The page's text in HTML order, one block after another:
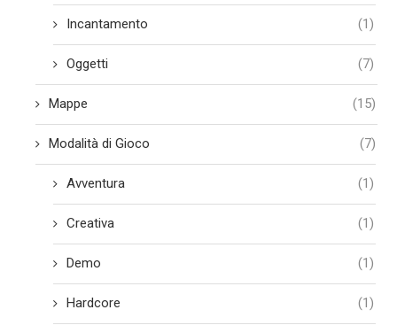
Incantamento (1)
Oggetti (7)
Mappe (15)
Modalità di Gioco (7)
Avventura (1)
Creativa (1)
Demo (1)
Hardcore (1)